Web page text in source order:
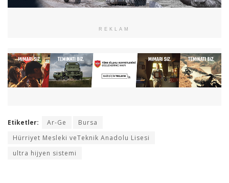
REKLAM
Etiketler: Ar-Ge
Bursa
Hürriyet Mesleki veTeknik Anadolu Lisesi
ultra hijyen sistemi